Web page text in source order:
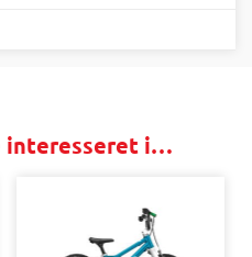
interesseret i…